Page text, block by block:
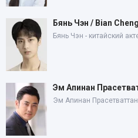
Бянь Чэн / Bian Cheng
Бянь Чэн - китайский
Эм Апинан
Эм Апинан